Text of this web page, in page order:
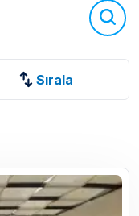
Sırala